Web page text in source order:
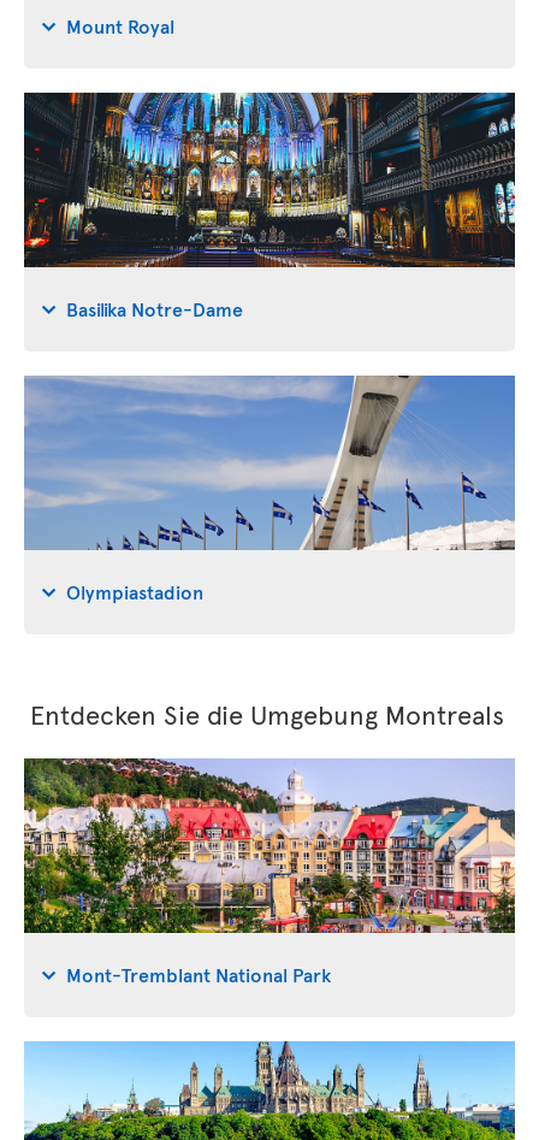
Mount Royal
Basilika Notre-Dame
Olympiastadion
Entdecken Sie die Umgebung Montreals
Mont-Tremblant National Park